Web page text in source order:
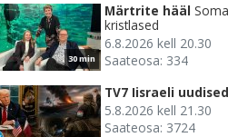
30 min
Märtrite hääl
kristlased
6.8.2026 kell 20.30
Saateosa: 334
TV7 Iisraeli uudised
5.8.2026 kell 21.30
Saateosa: 3724